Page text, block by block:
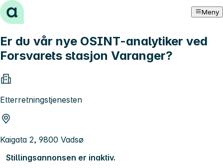
Hopp til innhold Meny
Er du vår nye OSINT-analytiker ved
Forsvarets stasjon Varanger?
Etterretningstjenesten
Kaigata 2, 9800 Vadsø
Stillingsannonsen er inaktiv.